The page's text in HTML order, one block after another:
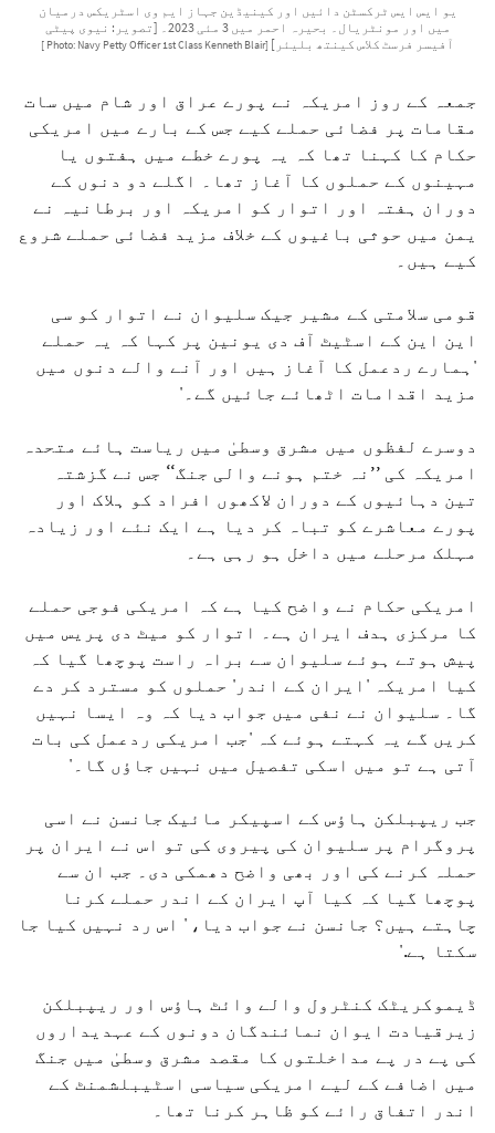
یو ایس ایس ٹرکسٹن دائیں اور کینیڈین جہاز ایم وی اسٹریکس درمیان
میں اور مونٹریال۔ بحیرہ احمر میں 3 مئی 2023۔ [تصویر: نیوی پیٹی
آفیسر فرسٹ کلاس کینتھ بلیئر] [Photo: Navy Petty Officer 1st Class Kenneth Blair ]
جمعہ کے روز امریکہ نے پورے عراق اور شام میں سات
مقامات پر فضائی حملے کیے جس کے بارے میں امریکی
حکام کا کہنا تھا کہ یہ پورے خطے میں ہفتوں یا
مہینوں کے حملوں کا آغاز تھا۔ اگلے دو دنوں کے
دوران ہفتہ اور اتوار کو امریکہ اور برطانیہ نے
یمن میں حوثی باغیوں کے خلاف مزید فضائی حملے شروع
کیے ہیں۔
قومی سلامتی کے مشیر جیک سلیوان نے اتوار کو سی
این این کے اسٹیٹ آف دی یونین پر کہا کہ یہ حملے
'ہمارے ردعمل کا آغاز ہیں اور آنے والے دنوں میں
مزید اقدامات اٹھائے جائیں گے۔'
دوسرے لفظوں میں مشرق وسطیٰ میں ریاست ہائے متحدہ
امریکہ کی ’’نہ ختم ہونے والی جنگ‘‘ جس نے گزشتہ
تین دہائیوں کے دوران لاکھوں افراد کو ہلاک اور
پورے معاشرے کو تباہ کر دیا ہے ایک نئے اور زیادہ
مہلک مرحلے میں داخل ہو رہی ہے۔
امریکی حکام نے واضح کیا ہے کہ امریکی فوجی حملے
کا مرکزی ہدف ایران ہے۔ اتوار کو میٹ دی پریس میں
پیش ہوتے ہوئے سلیوان سے براہ راست پوچھا گیا کہ
کیا امریکہ 'ایران کے اندر' حملوں کو مسترد کر دے
گا۔ سلیوان نے نفی میں جواب دیا کہ وہ ایسا نہیں
کریں گے یہ کہتے ہوئے کہ 'جب امریکی ردعمل کی بات
آتی ہے تو میں اسکی تفصیل میں نہیں جاؤں گا۔'
جب ریپبلکن ہاؤس کے اسپیکر مائیک جانسن نے اسی
پروگرام پر سلیوان کی پیروی کی تو اس نے ایران پر
حملہ کرنے کی اور بھی واضح دھمکی دی۔ جب ان سے
پوچھا گیا کہ کیا آپ ایران کے اندر حملے کرنا
چاہتے ہیں؟ جانسن نے جواب دیا، ' اس رد نہیں کیا جا
سکتا ہے.'
ڈیموکریٹک کنٹرول والے وائٹ ہاؤس اور ریپبلکن
زیرقیادت ایوان نمائندگان دونوں کے عہدیداروں
کی پے در پے مداخلتوں کا مقصد مشرق وسطیٰ میں جنگ
میں اضافے کے لیے امریکی سیاسی اسٹیبلشمنٹ کے
اندر اتفاق رائے کو ظاہر کرنا تھا۔